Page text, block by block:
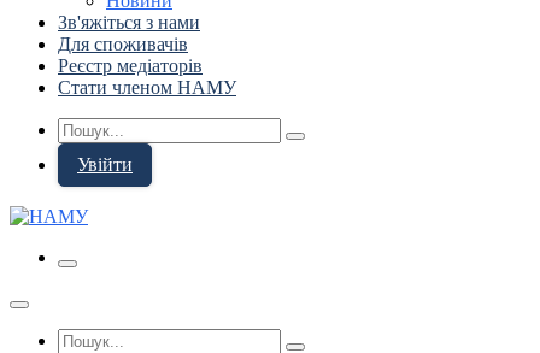
Зв'яжіться з нами
Для споживачів
Реєстр медіаторів
Стати членом НАМУ
Увійти